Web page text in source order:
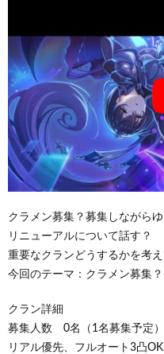
クラメン募集？募集しながら
リニューアルについて話す？
重要なクランどうするかを考
今回のテーマ：クラメン募集
クラン詳細
募集人数 0名（1名募集予定）
リアル優先、フルオート3凸